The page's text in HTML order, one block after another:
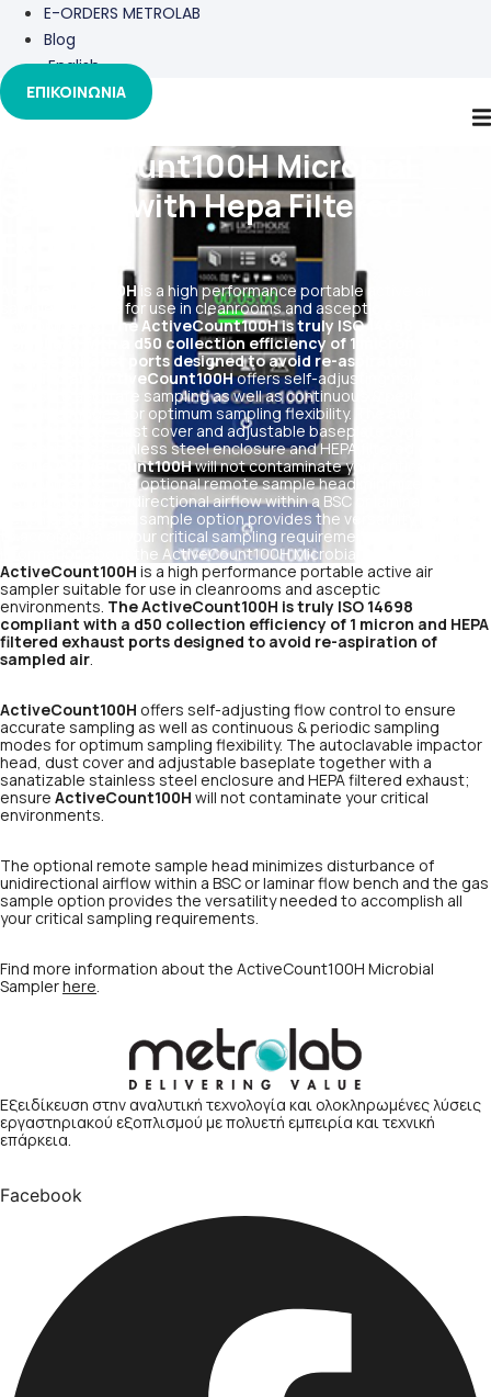
E-ORDERS METROLAB
Blog
English
ΕΠΙΚΟΙΝΩΝΙΑ
ActiveCount100H Microbial
Sampler with Hepa Filtered
ActiveCount100H is a high performance portable active air
sampler suitable for use in cleanrooms and asceptic
The ActiveCount100H is truly ISO 14698
compliant with a d50 collection efficiency of 1 micron and HEPA
filtered exhaust ports designed to avoid re-aspiration of
ActiveCount100Hoffers self-adjusting flow control
to ensure accurate sampling as well as continuous & periodic
sampling modes for optimum sampling flexibility. The autoclavable
impactor head, dust cover and adjustable baseplate together with
a sanatizable stainless steel enclosure and HEPA filtered exhaust;
ActiveCount100Hwill not contaminate your critical
environments. The optional remote sample head minimizes
disturbance of unidirectional airflow within a BSC or laminar flow
bench and the gas sample option provides the versatility needed
to accomplish all your critical sampling requirements. Find more
information about the ActiveCount100H Microbial Sampler
ActiveCount100H is a high performance portable active air
sampler suitable for use in cleanrooms and asceptic
environments. The ActiveCount100H is truly ISO 14698
compliant with a d50 collection efficiency of 1 micron and HEPA
filtered exhaust ports designed to avoid re-aspiration of
sampled air.
ActiveCount100H offers self-adjusting flow control to ensure
accurate sampling as well as continuous & periodic sampling
modes for optimum sampling flexibility. The autoclavable impactor
head, dust cover and adjustable baseplate together with a
sanatizable stainless steel enclosure and HEPA filtered exhaust;
ensure ActiveCount100H will not contaminate your critical
environments.
The optional remote sample head minimizes disturbance of
unidirectional airflow within a BSC or laminar flow bench and the gas
sample option provides the versatility needed to accomplish all
your critical sampling requirements.
Find more information about the ActiveCount100H Microbial
Samplerhere.
Εξειδίκευση στην αναλυτική τεχνολογία και ολοκληρωμένες λύσεις
εργαστηριακού εξοπλισμού με πολυετή εμπειρία και τεχνική
επάρκεια.
Facebook